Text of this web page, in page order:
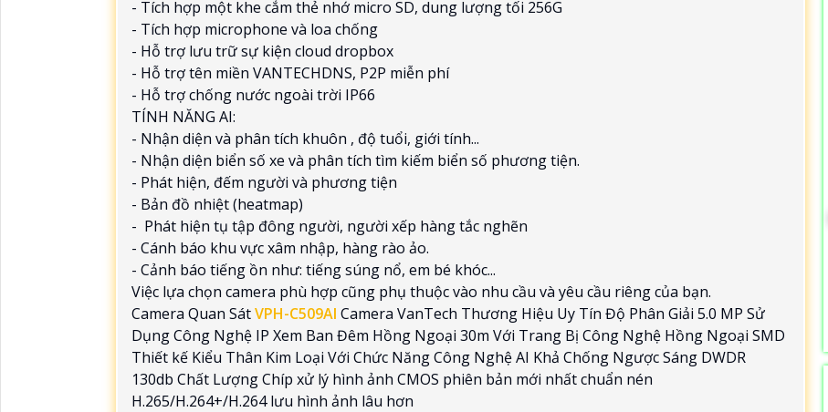
- Tích hợp một khe cắm thẻ nhớ micro SD, dung lượng tối 256G
- Tích hợp microphone và loa chống
- Hỗ trợ lưu trữ sự kiện cloud dropbox
- Hỗ trợ tên miền VANTECHDNS, P2P miễn phí
- Hỗ trợ chống nước ngoài trời IP66
TÍNH NĂNG AI:
- Nhận diện và phân tích khuôn , độ tuổi, giới tính...
- Nhận diện biển số xe và phân tích tìm kiếm biển số phương tiện.
- Phát hiện, đếm người và phương tiện
- Bản đồ nhiệt (heatmap)
- Phát hiện tụ tập đông người, người xếp hàng tắc nghẽn
- Cánh báo khu vực xâm nhập, hàng rào ảo.
- Cảnh báo tiếng ồn như: tiếng súng nổ, em bé khóc...
Việc lựa chọn camera phù hợp cũng phụ thuộc vào nhu cầu và yêu cầu riêng của bạn.
Camera Quan SátVPH-C509AI Camera VanTech Thương Hiệu Uy Tín Độ Phân Giải 5.0 MP Sử
Dụng Công Nghệ IP Xem Ban Đêm Hồng Ngoại 30m Với Trang Bị Công Nghệ Hồng Ngoại SMD
Thiết kế Kiểu Thân Kim Loại Với Chức Năng Công Nghệ AI Khả Chống Ngược Sáng DWDR
130db Chất Lượng Chíp xử lý hình ảnh CMOS phiên bản mới nhất chuẩn nén
H.265/H.264+/H.264 lưu hình ảnh lâu hơn